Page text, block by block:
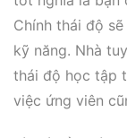
Chính thái độ
kỹ năng. Nhà
thái độ học tập
việc ứng viên